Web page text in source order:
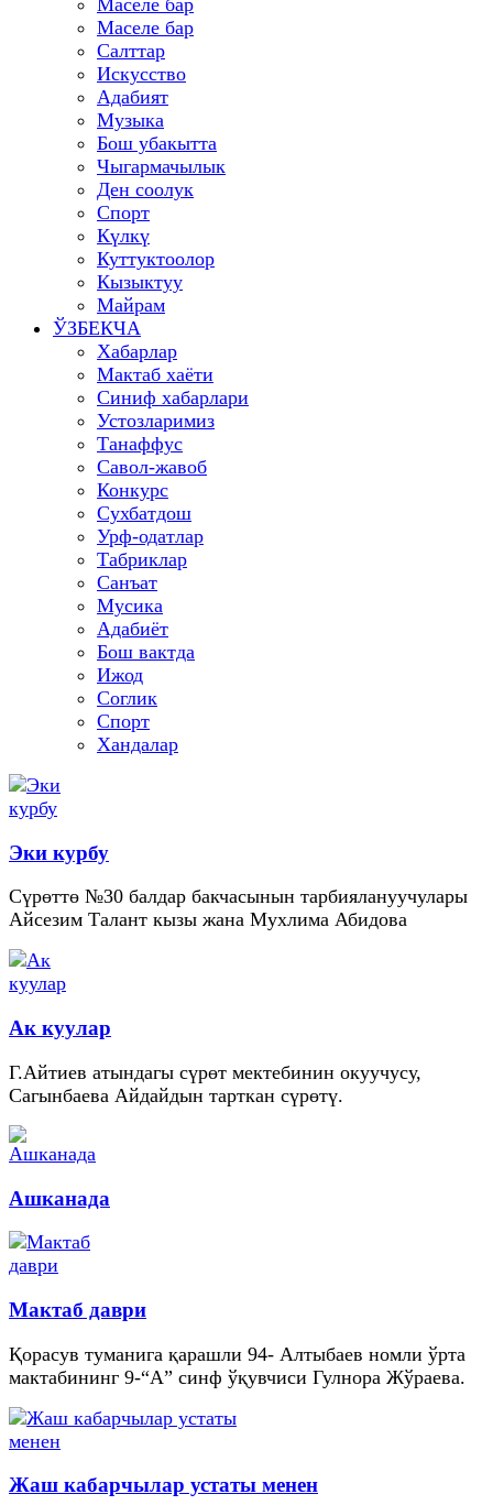
Маселе бар
Маселе бар
Салттар
Искусство
Адабият
Музыка
Бош убакытта
Чыгармачылык
Ден соолук
Спорт
Күлкү
Куттуктоолор
Кызыктуу
Майрам
ЎЗБЕКЧА
Хабарлар
Мактаб хаёти
Синиф хабарлари
Устозларимиз
Танаффус
Савол-жавоб
Конкурс
Сухбатдош
Урф-одатлар
Табриклар
Санъат
Мусика
Адабиёт
Бош вактда
Ижод
Соглик
Спорт
Хандалар
Эки курбу
Сүрөттө №30 балдар бакчасынын тарбиялануучулары
Айсезим Талант кызы жана Мухлима Абидова
Ак куулар
Г.Айтиев атындагы сүрөт мектебинин окуучусу,
Сагынбаева Айдайдын тарткан сүрөтү.
Ашканада
Мактаб даври
Қорасув туманига қарашли 94- Алтыбаев номли ўрта
мактабининг 9-“А” синф ўқувчиси Гулнора Жўраева.
Жаш кабарчылар устаты менен